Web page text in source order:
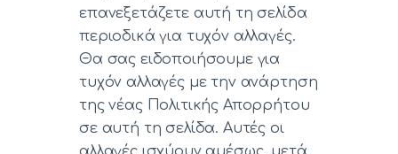
επανεξετάζετε αυτή τη σελίδα
περιοδικά για τυχόν αλλαγές.
Θα σας ειδοποιήσουμε για
τυχόν αλλαγές με την ανάρτηση
της νέας Πολιτικής Απορρήτου
σε αυτή τη σελίδα. Αυτές οι